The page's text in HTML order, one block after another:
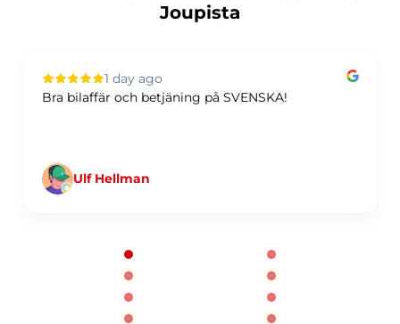
Joupista
1 day ago
Bra bilaffär och betjäning på SVENSKA!
Ulf Hellman